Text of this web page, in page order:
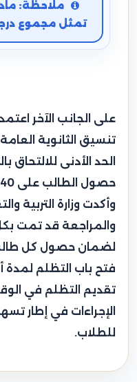
ملاحظة:
تمثل مجموع
على الجانب الآخر
الحد الأدنى للالتحاق
وأكدت وزارة التربية
والمراجعة قد تمت
لضمان حصول كل طالب
فتح باب التظلم
تقديم التظلم في
الإجراءات في إطار
للطلاب.